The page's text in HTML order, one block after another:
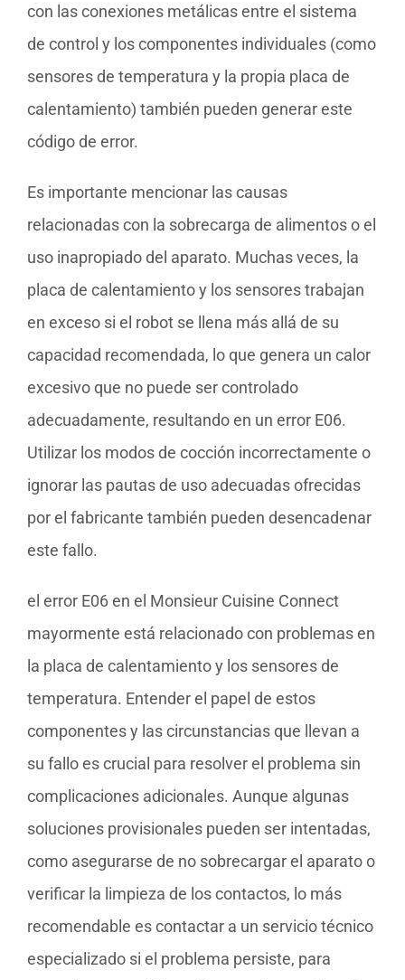
con las conexiones metálicas entre el sistema
de control y los componentes individuales (como
sensores de temperatura y la propia placa de
calentamiento) también pueden generar este
código de error.
Es importante mencionar las causas
relacionadas con la sobrecarga de alimentos o el
uso inapropiado del aparato. Muchas veces, la
placa de calentamiento y los sensores trabajan
en exceso si el robot se llena más allá de su
capacidad recomendada, lo que genera un calor
excesivo que no puede ser controlado
adecuadamente, resultando en un error E06.
Utilizar los modos de cocción incorrectamente o
ignorar las pautas de uso adecuadas ofrecidas
por el fabricante también pueden desencadenar
este fallo.
el error E06 en el Monsieur Cuisine Connect
mayormente está relacionado con problemas en
la placa de calentamiento y los sensores de
temperatura. Entender el papel de estos
componentes y las circunstancias que llevan a
su fallo es crucial para resolver el problema sin
complicaciones adicionales. Aunque algunas
soluciones provisionales pueden ser intentadas,
como asegurarse de no sobrecargar el aparato o
verificar la limpieza de los contactos, lo más
recomendable es contactar a un servicio técnico
especializado si el problema persiste, para